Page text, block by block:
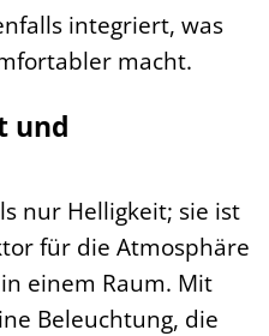
integriert, was
macht.
und
nur Helligkeit; sie ist
für die Atmosphäre
einem Raum. Mit
Beleuchtung, die